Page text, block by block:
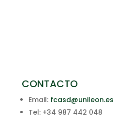
CONTACTO
Email: fcasd@unileon.es
Tel: +34 987 442 048